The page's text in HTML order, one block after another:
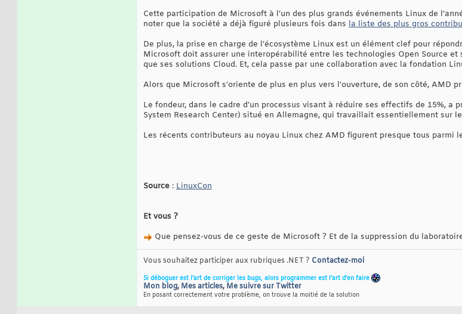
Cette participation de Microsoft à l’un des plus grands événements Linux de
noter que la société a déjà figuré plusieurs fois dans la liste des plus gros
De plus, la prise en charge de l’écosystème Linux est un élément clef pour
Microsoft doit assurer une interopérabilité entre les technologies Open Source
que ses solutions Cloud. Et, cela passe par une collaboration avec la fondation
Alors que Microsoft s’oriente de plus en plus vers l’ouverture, de son côté, AMD
Le fondeur, dans le cadre d’un processus visant à réduire ses effectifs de 15%, a
System Research Center) situé en Allemagne, qui travaillait essentiellement sur
Les récents contributeurs au noyau Linux chez AMD figurent presque tous parmi
Source : LinuxCon
Et vous ?
Que pensez-vous de ce geste de Microsoft ? Et de la suppression du
Vous souhaitez participer aux rubriques .NET ? Contactez-moi
Si déboguer est l’art de corriger les bugs, alors programmer est l’art d’en faire
Mon blog, Mes articles, Me suivre sur Twitter
En posant correctement votre problème, on trouve la moitié de la solution